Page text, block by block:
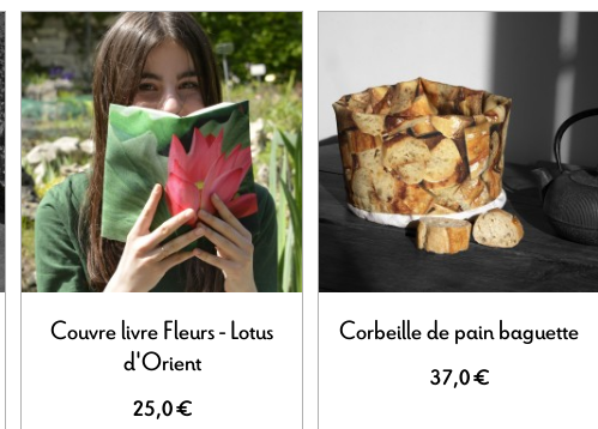
Couvre livre Fleurs - Lotus
d'Orient
25,0 €
Corbeille de pain baguette
37,0 €